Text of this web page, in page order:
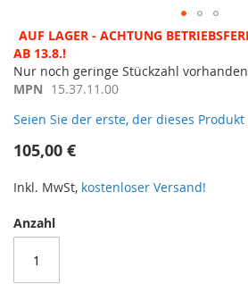
Zum
Anfang
der
Bildergalerie
AUF LAGER - ACHTUNG
AB 13.8.!
Nur noch geringe Stückzahl vorhanden
MPN 15.37.11.00
Seien Sie der erste, der dieses
105,00 €
Inkl. MwSt, kostenloser Versand!
Anzahl